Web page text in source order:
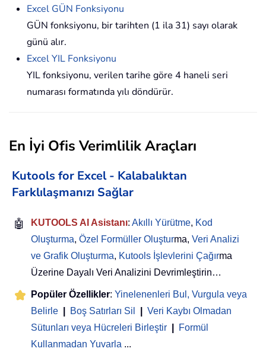
Excel GÜN Fonksiyonu
GÜN fonksiyonu, bir tarihten (1 ila 31) sayı olarak
günü alır.
Excel YIL Fonksiyonu
YIL fonksiyonu, verilen tarihe göre 4 haneli seri
numarası formatında yılı döndürür.
En İyi Ofis Verimlilik Araçları
Kutools for Excel - Kalabalıktan
Farklılaşmanızı Sağlar
🤖 KUTOOLS AI Asistanı: Akıllı Yürütme, Kod
Oluşturma, Özel Formüller Oluşturma, Veri Analizi
ve Grafik Oluşturma, Kutools İşlevlerini Çağırma
Üzerine Dayalı Veri Analizini Devrimleştirin…
Popüler Özellikler: Yinelenenleri Bul, Vurgula veya
Belirle
Boş Satırları Sil
Veri Kaybı Olmadan
Sütunları veya Hücreleri Birleştir
Formül
Kullanmadan Yuvarla ...